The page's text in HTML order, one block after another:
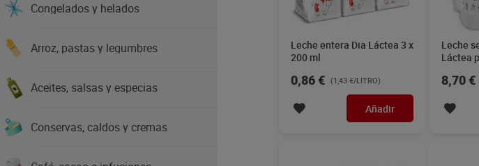
Congelados y helados
Arroz, pastas y legumbres
Aceites, salsas y especias
Conservas, caldos y cremas
Leche entera Dia Láctea 3 x
200 ml
0,86 € (1,43 €/LITRO)
Añadir
Leche
Láctea
8,70 €